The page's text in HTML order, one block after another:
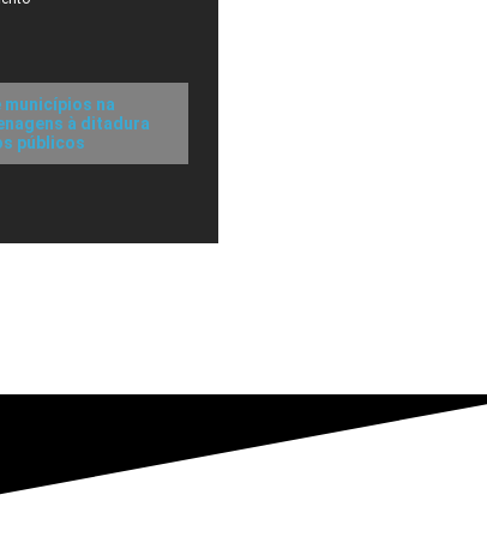
municípios na
à ditadura
públicos